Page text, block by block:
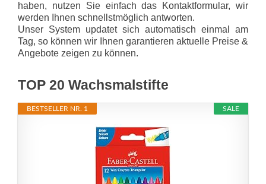
haben, nutzen Sie einfach das Kontaktformular, wir
werden Ihnen schnellstmöglich antworten.
Unser System updatet sich automatisch einmal am
Tag, so können wir Ihnen garantieren aktuelle Preise &
Angebote zeigen zu können.
TOP 20 Wachsmalstifte
SALE
BESTSELLER NR. 1